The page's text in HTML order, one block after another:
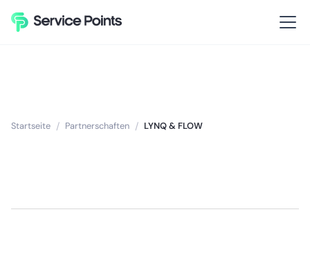
Startseite / Partnerschaften / LYNQ & FLOW